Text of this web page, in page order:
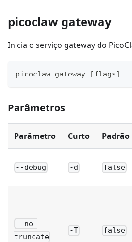
picoclaw gateway
Inicia o serviço gateway do
picoclaw gateway [flags]
Parâmetros
Parâmetro Curto Padrão
--debug -d false
--no-
truncate
-T false